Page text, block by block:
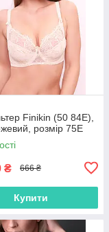
Finikin (50 84E),
розмір 75E
₴ 666 ₴
Купити